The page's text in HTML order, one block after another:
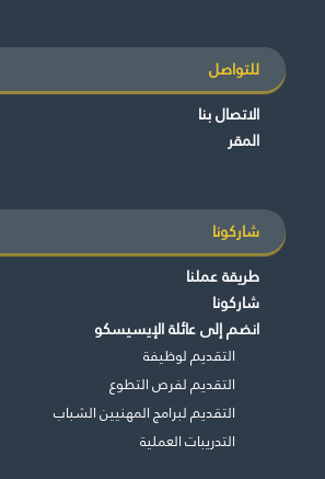
للتواصل
الاتصال بنا
المقر
شاركونا
طريقة عملنا
شاركونا
انضم إلى عائلة الإيسيسكو
التقديم لوظيفة
التقديم لفرص التطوع
التقديم لبرامج المهنيين الشباب
التدريبات العملية